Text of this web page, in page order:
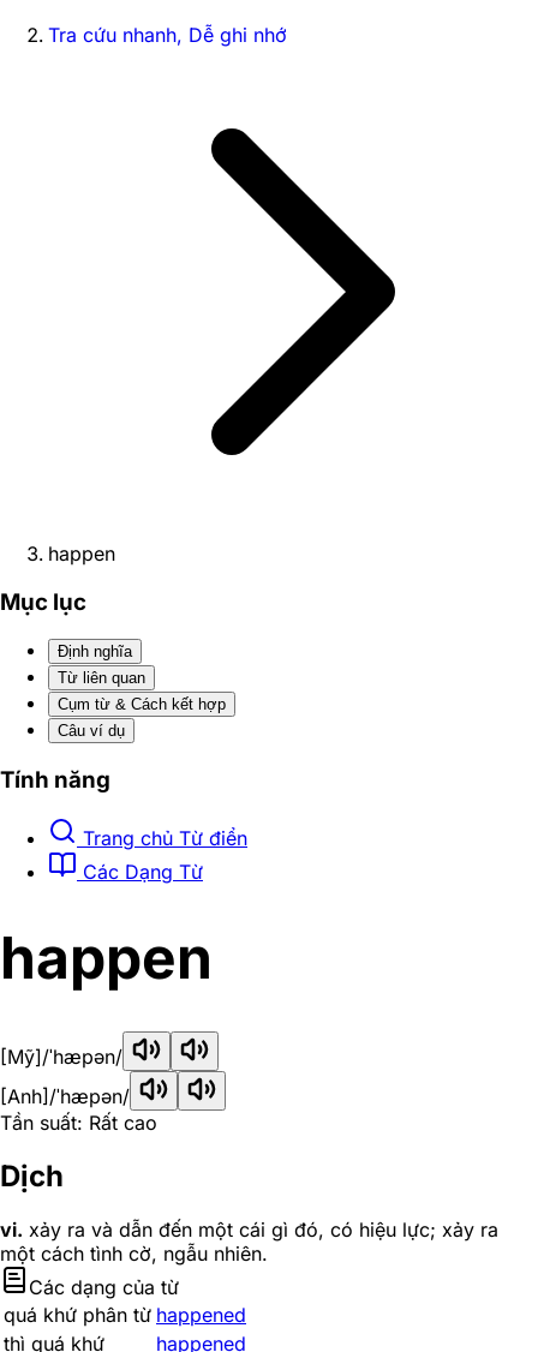
Tra cứu nhanh, Dễ ghi nhớ
happen
Mục lục
Định nghĩa
Từ liên quan
Cụm từ & Cách kết hợp
Câu ví dụ
Tính năng
Trang chủ Từ điển
Các Dạng Từ
happen
[Mỹ]/ˈhæpən/
[Anh] /ˈhæpən/
Tần suất: Rất cao
Dịch
vi. xảy ra và dẫn đến một cái gì đó, có hiệu lực; xảy ra
một cách tình cờ, ngẫu nhiên.
Các dạng của từ
quá khứ phân từ happened
thì quá khứ
happened